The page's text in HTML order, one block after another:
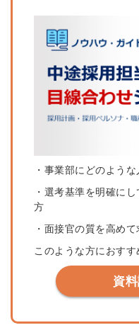
・事業部にどのよう
・選考基準を明確に
方
・面接官の質を高め
このような方におすす
資